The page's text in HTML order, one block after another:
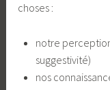
choses :
notre
suggestivité)
nos